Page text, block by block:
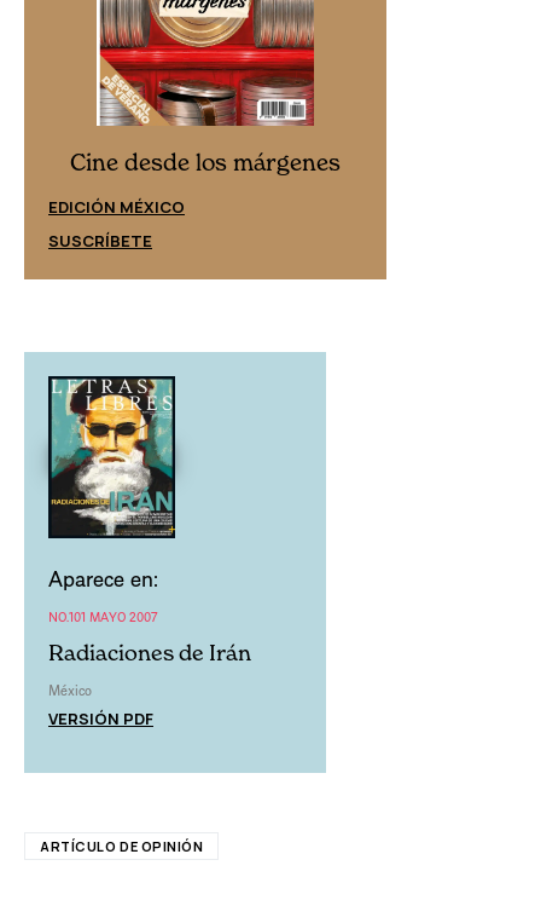
Cine desde los márgenes
EDICIÓN MÉXICO
SUSCRÍBETE
Aparece en:
NO.101 MAYO 2007
Radiaciones de Irán
México
VERSIÓN PDF
ARTÍCULO DE OPINIÓN